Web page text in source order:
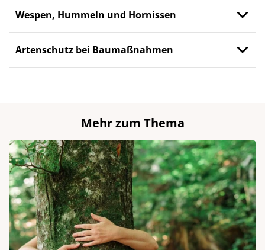
Wespen, Hummeln und Hornissen
Artenschutz bei Baumaßnahmen
Mehr zum Thema